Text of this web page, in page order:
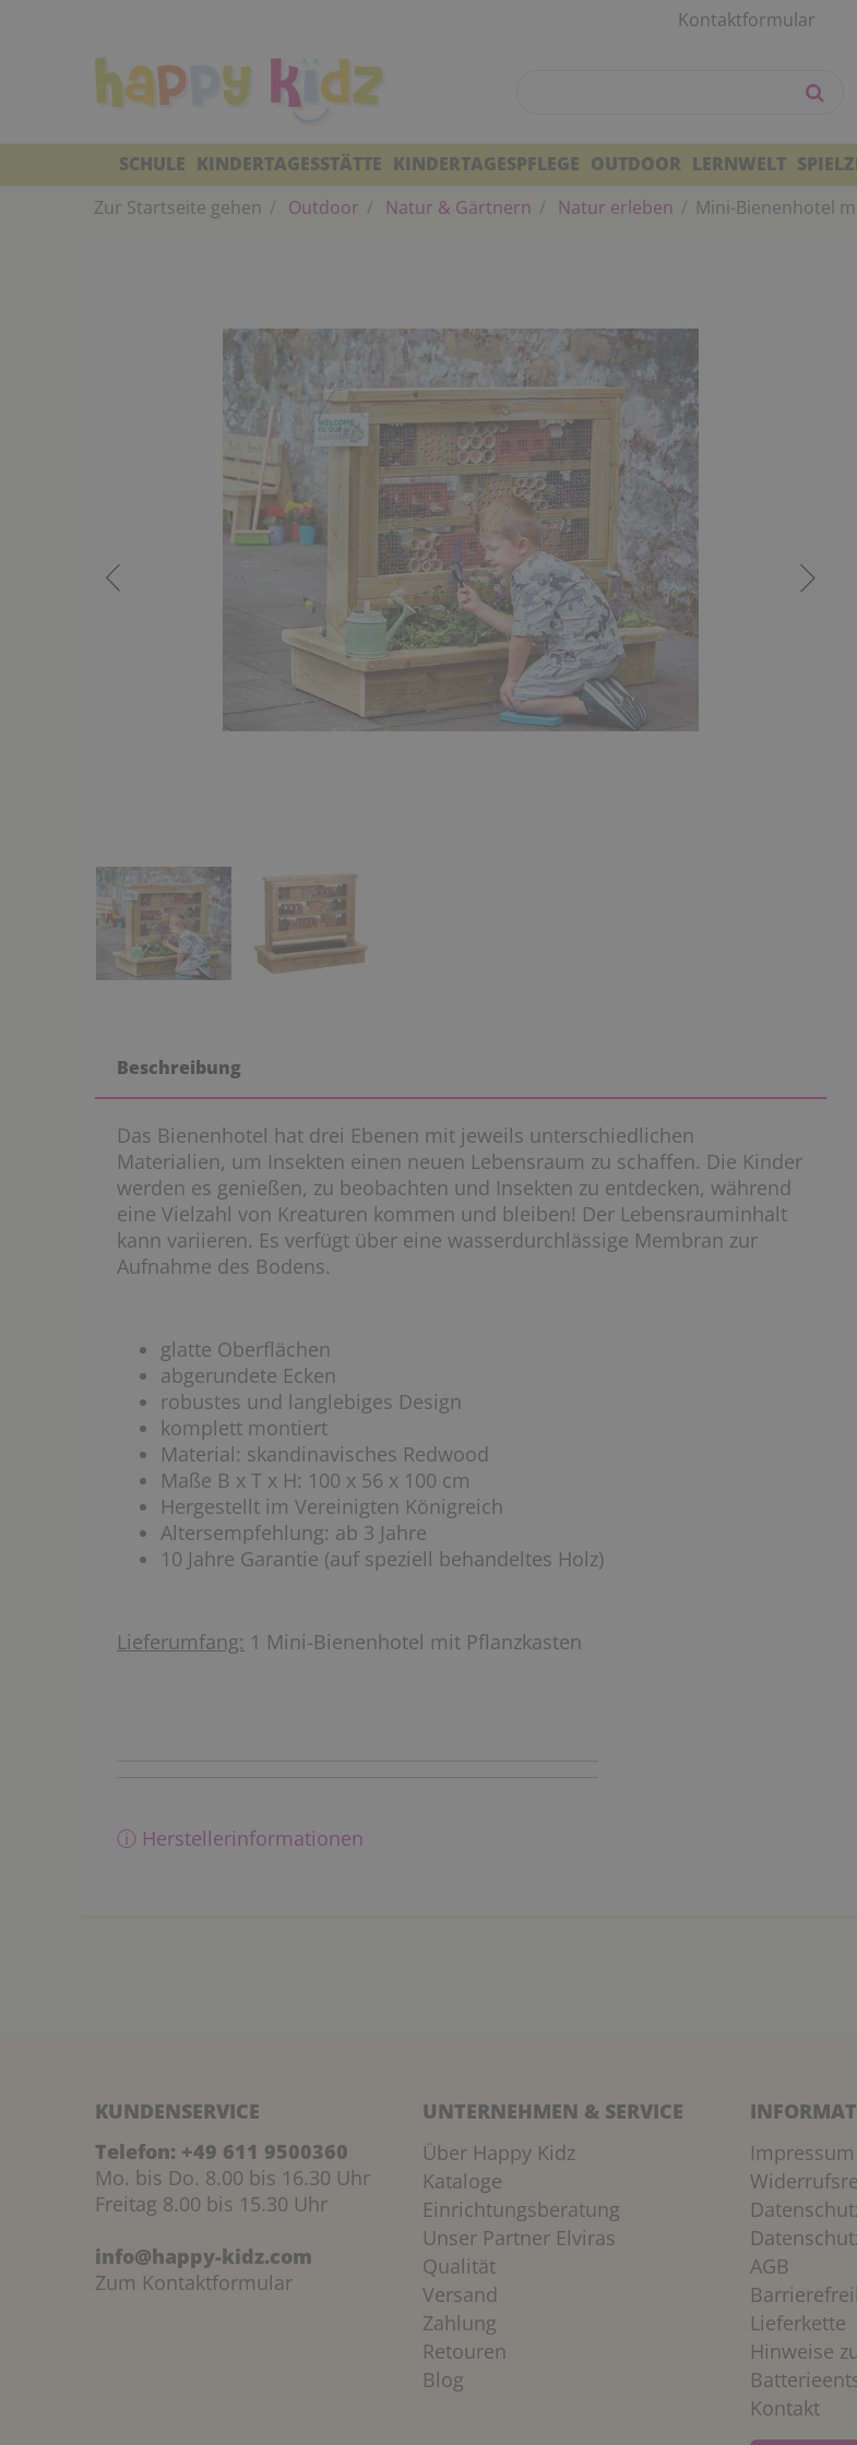
Kontaktformular
SCHULE KINDERTAGESSTÄTTE KINDERTAGESPFLEGE OUTDOOR LERNWELT
Zur Startseite gehen
Outdoor Natur & Gärtnern Natur erleben Mini-Bienenhotel
Beschreibung
Das Bienenhotel hat drei Ebenen mit jeweils unterschiedlichen
Materialien, um Insekten einen neuen Lebensraum zu schaffen. Die Kinder
werden es genießen, zu beobachten und Insekten zu entdecken, während
eine Vielzahl von Kreaturen kommen und bleiben! Der Lebensrauminhalt
kann variieren. Es verfügt über eine wasserdurchlässige Membran zur
Aufnahme des Bodens.
glatte Oberflächen
abgerundete Ecken
robustes und langlebiges Design
komplett montiert
Material: skandinavisches Redwood
Maße B x T x H: 100 x 56 x 100 cm
Hergestellt im Vereinigten Königreich
Altersempfehlung: ab 3 Jahre
10 Jahre Garantie (auf speziell behandeltes Holz)
Lieferumfang: 1 Mini-Bienenhotel mit Pflanzkasten
ⓘ Herstellerinformationen
KUNDENSERVICE
Telefon: +49 611 9500360
Mo. bis Do. 8.00 bis 16.30 Uhr
Freitag 8.00 bis 15.30 Uhr
info@happy-kidz.com
Zum Kontaktformular
UNTERNEHMEN & SERVICE
Über Happy Kidz
Kataloge
Einrichtungsberatung
Unser Partner Elviras
Qualität
Versand
Zahlung
Retouren
Blog
Impressum
AGB
Lieferkette
Hinweise
Kontakt